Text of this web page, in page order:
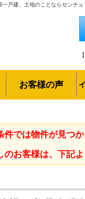
戸建、土地のことならセンチ
お客様の声
件では物件が見つか
のお客様は、下記